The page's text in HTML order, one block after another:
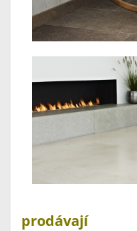
prodávají